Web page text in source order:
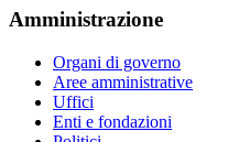
Amministrazione
Organi di governo
Aree amministrative
Uffici
Enti e fondazioni